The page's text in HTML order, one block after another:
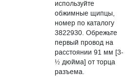
используйте
обжимные щипцы,
номер по каталогу
3822930. Обрежьте
первый провод на
расстоянии 91 мм [3-
½ дюйма] от торца
разъема.